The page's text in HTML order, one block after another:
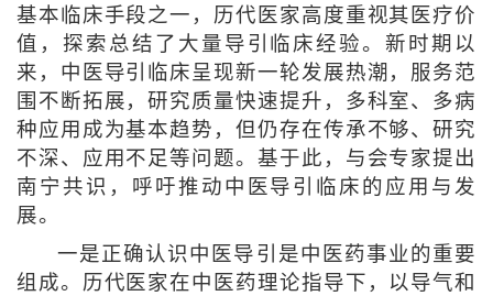
基本临床手段之一，历代医家高度重视其医疗价
值，探索总结了大量导引临床经验。新时期以
来，中医导引临床呈现新一轮发展热潮，服务范
围不断拓展，研究质量快速提升，多科室、多病
种应用成为基本趋势，但仍存在传承不够、研究
不深、应用不足等问题。基于此，与会专家提出
南宁共识，呼吁推动中医导引临床的应用与发
展。
一是正确认识中医导引是中医药事业的重要
组成。历代医家在中医药理论指导下，以导气和